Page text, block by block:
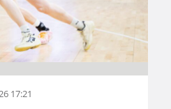
17:21